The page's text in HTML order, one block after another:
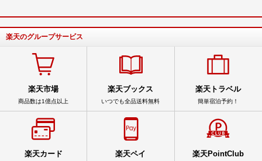
楽天のグループサービス
楽天市場
商品数は1億点以上
楽天ブックス
いつでも全品送料無料
楽天トラベル
簡単宿泊予約！
楽天カード 楽天ペイ 楽天PointClub